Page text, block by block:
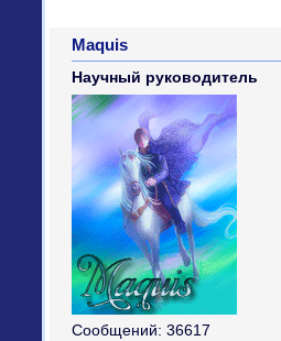
Maquis
Научный руководитель
Сообщений: 36617